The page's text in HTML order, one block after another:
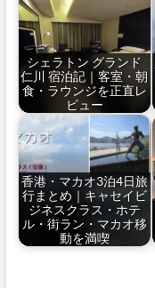
シェラトン グランド
仁川 宿泊記｜客室・朝
食・ラウンジを正直レ
ビュー
香港・マカオ3泊4日旅
行まとめ｜キャセイビ
ジネスクラス・ホテ
ル・街ラン・マカオ移
動を満喫